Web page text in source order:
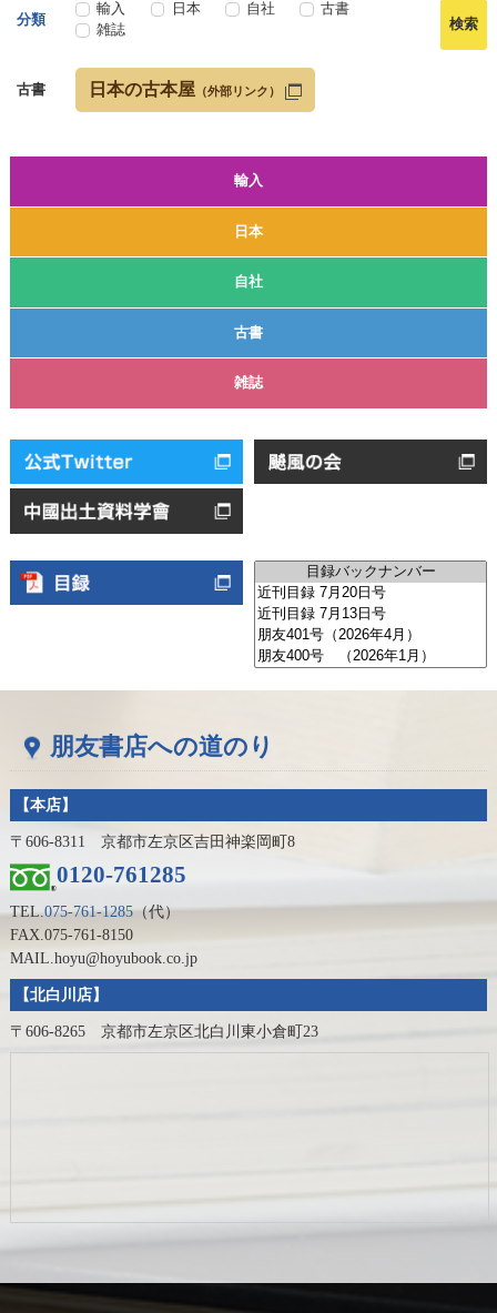
輸入
日本
自社
古書
雑誌
分類
輸入 日本 自社
古書
雑誌
古書 日本の古本屋 （外部リンク）
朋友書店への道のり
【本店】
〒606-8311 京都市左京区吉田神楽岡町8
0120-761285
TEL.075-761-1285（代）
FAX.075-761-8150
MAIL.hoyu@hoyubook.co.jp
【北白川店】
〒606-8265 京都市左京区北白川東小倉町23